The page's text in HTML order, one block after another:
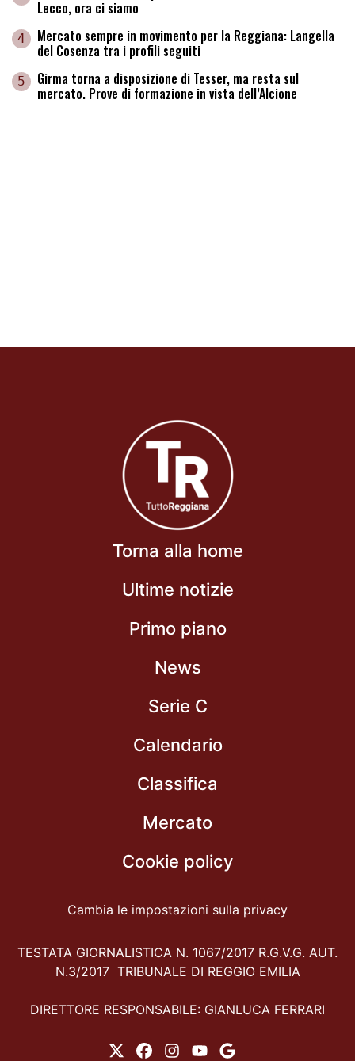
Lecco, ora ci siamo
4 Mercato sempre in movimento per la Reggiana: Langella
del Cosenza tra i profili seguiti
5 Girma torna a disposizione di Tesser, ma resta sul
mercato. Prove di formazione in vista dell’Alcione
Torna alla home
Ultime notizie
Primo piano
News
Serie C
Calendario
Classifica
Mercato
Cookie policy
Cambia le impostazioni sulla privacy
TESTATA GIORNALISTICA N. 1067/2017 R.G.V.G. AUT.
N.3/2017 TRIBUNALE DI REGGIO EMILIA
DIRETTORE RESPONSABILE: GIANLUCA FERRARI